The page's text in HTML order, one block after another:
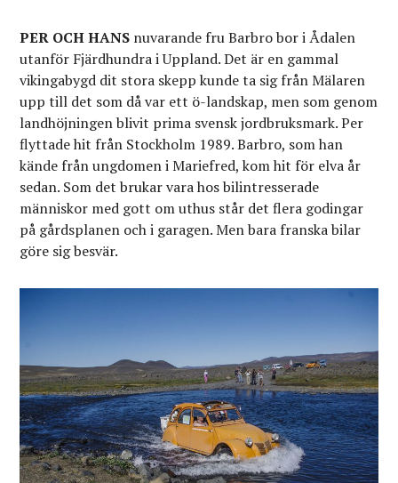
PER OCH HANS nuvarande fru Barbro bor i Ådalen
utanför Fjärdhundra i Uppland. Det är en gammal
vikingabygd dit stora skepp kunde ta sig från Mälaren
upp till det som då var ett ö-landskap, men som genom
landhöjningen blivit prima svensk jordbruksmark. Per
flyttade hit från Stockholm 1989. Barbro, som han
kände från ungdomen i Mariefred, kom hit för elva år
sedan. Som det brukar vara hos bilintresserade
människor med gott om uthus står det flera godingar
på gårdsplanen och i garagen. Men bara franska bilar
göre sig besvär.